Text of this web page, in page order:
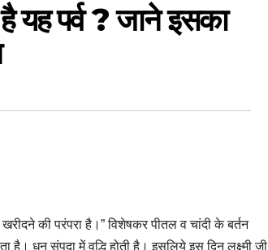
यह पर्व ? जाने इसका
की परंपरा है।” विशेषकर पीतल व चांदी के बर्तन
है। धन संपदा में वृद्धि होती है। इसलिये इस दिन लक्ष्मी जी